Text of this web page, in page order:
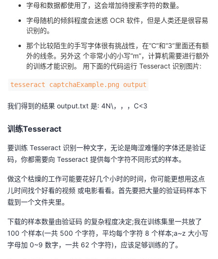
者
的
课
程
我
的
认
证
我
的
实
验
我
的
收
藏
支
技
术
支
的
云
声
议
字母和数据都使用了，这会增加待搜索字符的数量。
字母随机的倾斜程度会迷惑 OCR 软件，但是人类还是很容易
识别的。
那个比较陌生的手写字体很有挑战性，在“C”和“3”里面还有额
外的线条。另外这 个非常小的小写“m”，计算机需要进行额外
的训练才能识别。 用下面的代码运行 Tesseract 识别图片:
tesseract captchaExample.png output
我们得到的结果 output.txt 是: 4N\，，，C<3
训练Tesseract
要训练 Tesseract 识别一种文字，无论是晦涩难懂的字体还是验证
码，你都需要向 Tesseract 提供每个字符不同形式的样本。
做这个枯燥的工作可能要花好几个小时的时间，你可能更想用这点
儿时间找个好看的视频 或电影看看。首先要把大量的验证码样本下
载到一个文件夹里。
下载的样本数量由验证码 的复杂程度决定;我在训练集里一共放了
100 个样本(一共 500 个字符，平均每个字符 8 个样本;a~z 大小写
字母加 0~9 数字，一共 62 个字符)，应该足够训练的了。